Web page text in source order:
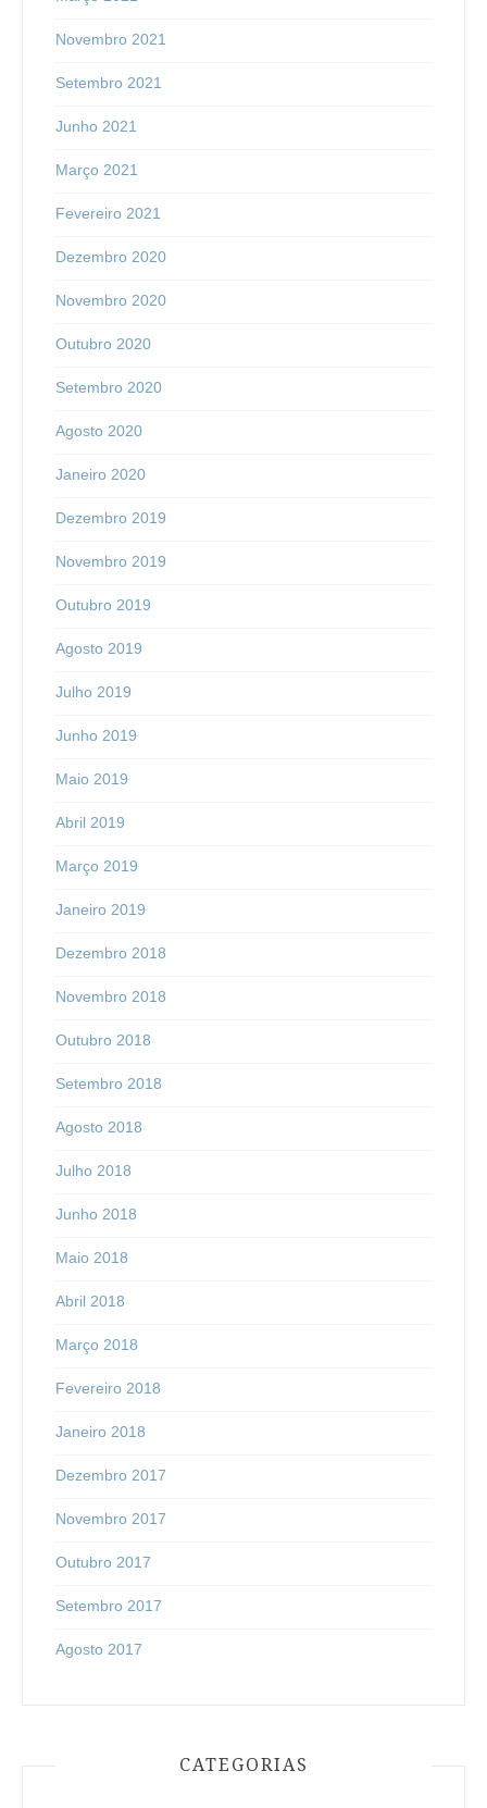
Novembro 2021
Setembro 2021
Junho 2021
Março 2021
Fevereiro 2021
Dezembro 2020
Novembro 2020
Outubro 2020
Setembro 2020
Agosto 2020
Janeiro 2020
Dezembro 2019
Novembro 2019
Outubro 2019
Agosto 2019
Julho 2019
Junho 2019
Maio 2019
Abril 2019
Março 2019
Janeiro 2019
Dezembro 2018
Novembro 2018
Outubro 2018
Setembro 2018
Agosto 2018
Julho 2018
Junho 2018
Maio 2018
Abril 2018
Março 2018
Fevereiro 2018
Janeiro 2018
Dezembro 2017
Novembro 2017
Outubro 2017
Setembro 2017
Agosto 2017
CATEGORIAS